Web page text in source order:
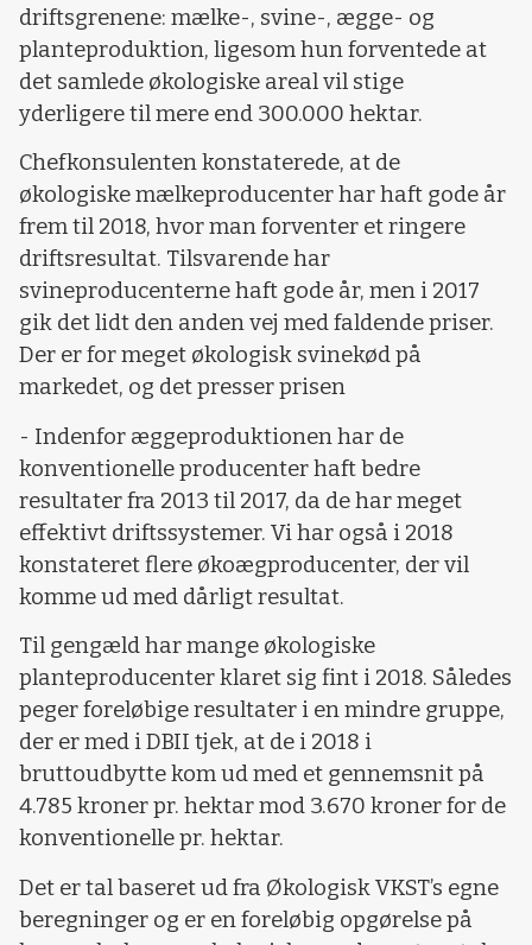
driftsgrenene: mælke-, svine-, ægge- og
planteproduktion, ligesom hun forventede at
det samlede økologiske areal vil stige
yderligere til mere end 300.000 hektar.
Chefkonsulenten konstaterede, at de
økologiske mælkeproducenter har haft gode år
frem til 2018, hvor man forventer et ringere
driftsresultat. Tilsvarende har
svineproducenterne haft gode år, men i 2017
gik det lidt den anden vej med faldende priser.
Der er for meget økologisk svinekød på
markedet, og det presser prisen
- Indenfor æggeproduktionen har de
konventionelle producenter haft bedre
resultater fra 2013 til 2017, da de har meget
effektivt driftssystemer. Vi har også i 2018
konstateret flere økoægproducenter, der vil
komme ud med dårligt resultat.
Til gengæld har mange økologiske
planteproducenter klaret sig fint i 2018. Således
peger foreløbige resultater i en mindre gruppe,
der er med i DBII tjek, at de i 2018 i
bruttoudbytte kom ud med et gennemsnit på
4.785 kroner pr. hektar mod 3.670 kroner for de
konventionelle pr. hektar.
Det er tal baseret ud fra Økologisk VKST’s egne
beregninger og er en foreløbig opgørelse på